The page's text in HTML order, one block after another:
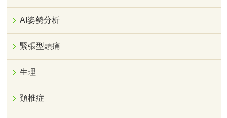
AI姿勢分析
緊張型頭痛
生理
頚椎症